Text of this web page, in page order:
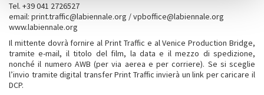
Tel. +39 041 2726527
email: print.traffic@labiennale.org / vpboffice@labiennale.org
www.labiennale.org
Il mittente dovrà fornire al Print Traffic e al Venice Production Bridge,
tramite e-mail, il titolo del film, la data e il mezzo di spedizione,
nonché il numero AWB (per via aerea e per corriere). Se si sceglie
l’invio tramite digital transfer Print Traffic invierà un link per caricare il
DCP.